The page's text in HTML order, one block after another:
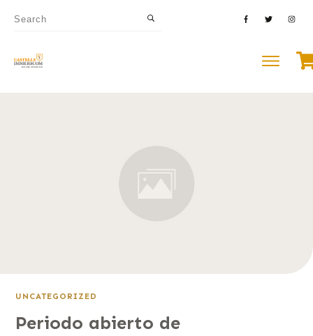
UNCATEGORIZED
Periodo abierto de